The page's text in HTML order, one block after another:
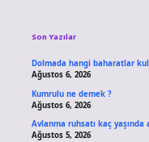
Son Yazılar
Dolmada hangi baharatlar
Ağustos 6, 2026
Kumrulu ne demek ?
Ağustos 6, 2026
Avlanma ruhsatı kaç yaşında
Ağustos 5, 2026